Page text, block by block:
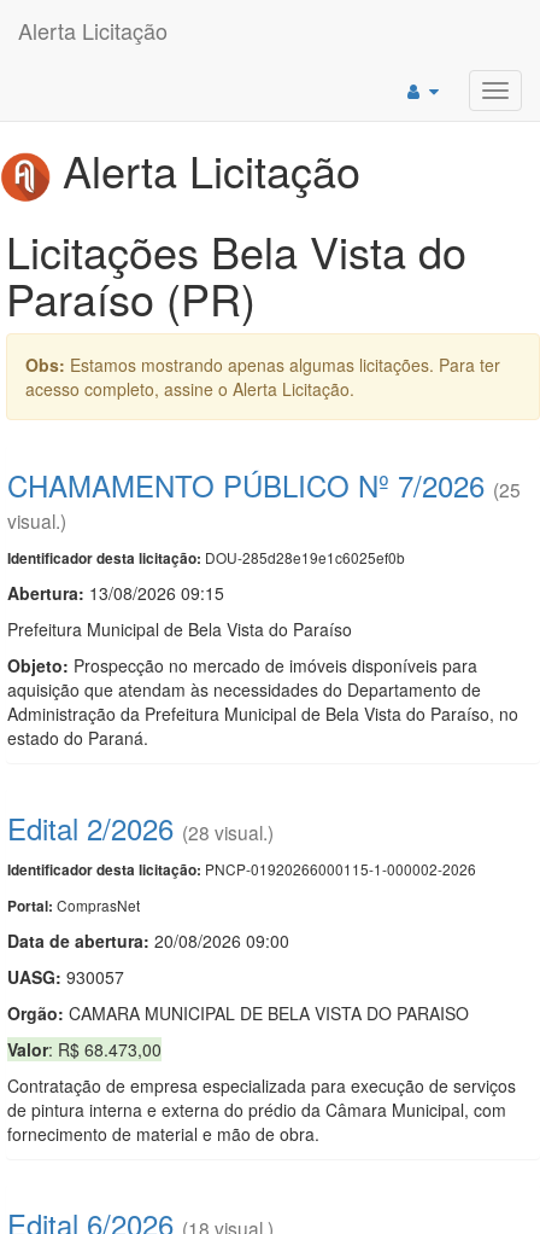
Alerta Licitação
Alerta Licitação
Licitações Bela Vista do
Paraíso (PR)
Obs: Estamos mostrando apenas algumas licitações. Para ter
acesso completo, assine o Alerta Licitação.
CHAMAMENTO PÚBLICO Nº 7/2026 (25
visual.)
Identificador desta licitação: DOU-285d28e19e1c6025ef0b
Abertura: 13/08/2026 09:15
Prefeitura Municipal de Bela Vista do Paraíso
Objeto: Prospecção no mercado de imóveis disponíveis para
aquisição que atendam às necessidades do Departamento de
Administração da Prefeitura Municipal de Bela Vista do Paraíso, no
estado do Paraná.
Edital 2/2026 (28 visual.)
Identificador desta licitação: PNCP-01920266000115-1-000002-2026
Portal: ComprasNet
Data de abertura: 20/08/2026 09:00
UASG: 930057
Orgão: CAMARA MUNICIPAL DE BELA VISTA DO PARAISO
Valor: R$ 68.473,00
Contratação de empresa especializada para execução de serviços
de pintura interna e externa do prédio da Câmara Municipal, com
fornecimento de material e mão de obra.
Edital 6/2026 (18 visual.)